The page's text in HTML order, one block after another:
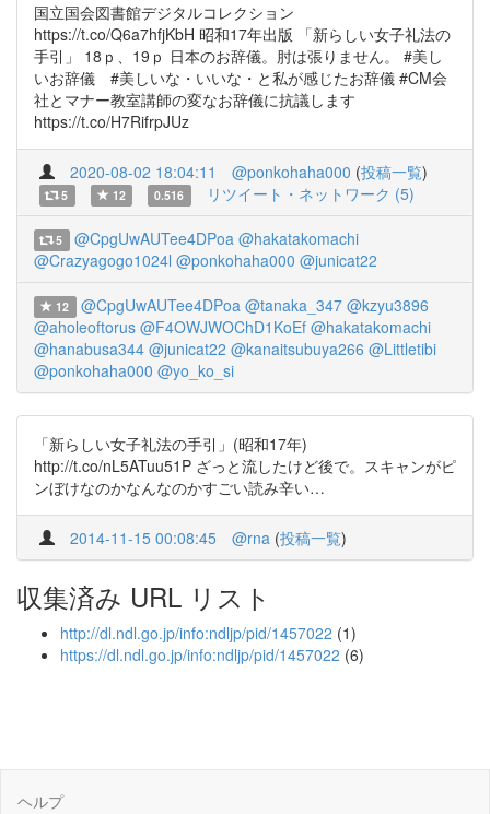
国立国会図書館デジタルコレクション
https://t.co/Q6a7hfjKbH 昭和17年出版 「新らしい女子礼法の
手引」 18ｐ、19ｐ 日本のお辞儀。肘は張りません。 #美し
いお辞儀 #美しいな・いいな・と私が感じたお辞儀 #CM会
社とマナー教室講師の変なお辞儀に抗議します
https://t.co/H7RifrpJUz
2020-08-02 18:04:11 @ponkohaha000 (投稿一覧)
5 12 0.516 リツイート・ネットワーク (5)
5 @CpgUwAUTee4DPoa @hakatakomachi
@Crazyagogo1024l @ponkohaha000 @junicat22
12 @CpgUwAUTee4DPoa @tanaka_347 @kzyu3896
@aholeoftorus @F4OWJWOChD1KoEf @hakatakomachi
@hanabusa344 @junicat22 @kanaitsubuya266 @Littletibi
@ponkohaha000 @yo_ko_si
「新らしい女子礼法の手引」(昭和17年)
http://t.co/nL5ATuu51P ざっと流したけど後で。スキャンがピ
ンぼけなのかなんなのかすごい読み辛い…
2014-11-15 00:08:45 @rna (投稿一覧)
収集済み URL リスト
http://dl.ndl.go.jp/info:ndljp/pid/1457022 (1)
https://dl.ndl.go.jp/info:ndljp/pid/1457022 (6)
ヘルプ